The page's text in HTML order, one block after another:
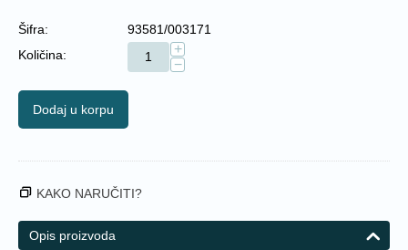
Šifra:
93581/003171
Količina:
+
−
Dodaj u korpu
KAKO NARUČITI?
Opis proizvoda